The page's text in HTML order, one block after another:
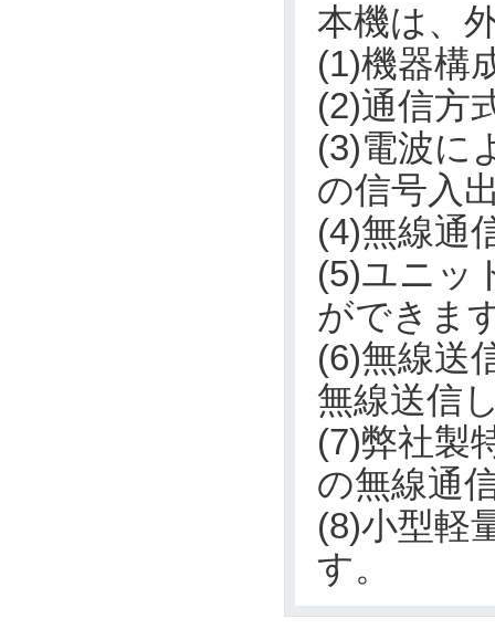
本機は、
(1)機器構
(2)通信方
(3)電波に
の信号入
(4)無線通
(5)ユニッ
ができま
(6)無線送
無線送信
(7)弊社製
の無線通
(8)小型軽
す。